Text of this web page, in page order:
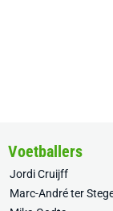
Voetballers
Jordi Cruijff
Marc-André ter